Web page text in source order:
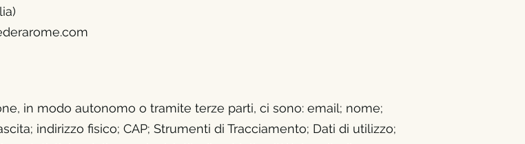
in modo autonomo o tramite terze parti, ci sono: email; nome;
indirizzo fisico; CAP; Strumenti di Tracciamento; Dati di utilizzo;